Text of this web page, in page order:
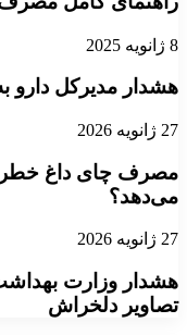
8 ژانویه 2025
هشدار مدیرکل دارو
27 ژانویه 2026
مصرف چای داغ خطر
می‌دهد؟
27 ژانویه 2026
هشدار وزارت
تصاویر دلخراش